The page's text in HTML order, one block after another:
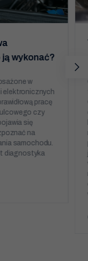
wykonać?
w
elektronicznych
pracę
czy
się
na
samochodu.
diagnostyka
mogli
nasza strona
jak
podczas
przejścia
Jeśli